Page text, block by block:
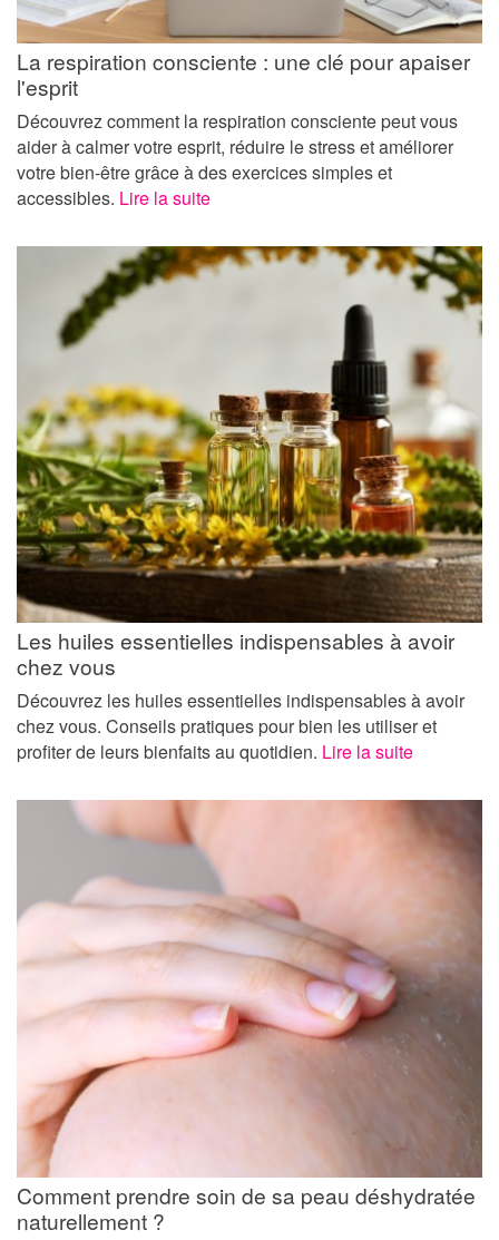
La respiration consciente : une clé pour apaiser
l'esprit
Découvrez comment la respiration consciente peut vous
aider à calmer votre esprit, réduire le stress et améliorer
votre bien-être grâce à des exercices simples et
accessibles. Lire la suite
Les huiles essentielles indispensables à avoir
chez vous
Découvrez les huiles essentielles indispensables à avoir
chez vous. Conseils pratiques pour bien les utiliser et
profiter de leurs bienfaits au quotidien. Lire la suite
Comment prendre soin de sa peau déshydratée
naturellement ?